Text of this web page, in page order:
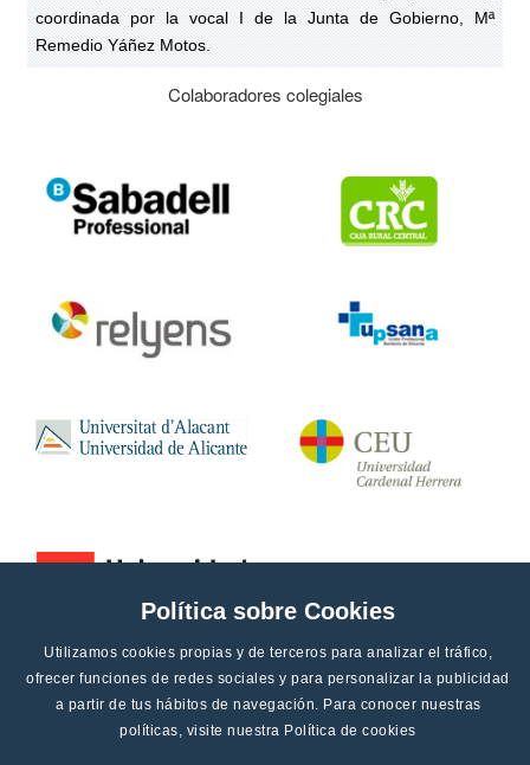
Política sobre Cookies
Utilizamos cookies propias y de terceros para analizar el tráfico,
ofrecer funciones de redes sociales y para personalizar la publicidad
a partir de tus hábitos de navegación. Para conocer nuestras
políticas, visite nuestra Política de cookies
coordinada por la vocal I de la Junta de Gobierno, Mª
Remedio Yáñez Motos.
Colaboradores colegiales